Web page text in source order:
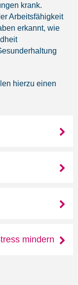
krank.
Arbeitsfähigkeit
erkannt, wie
hierzu einen
mindern